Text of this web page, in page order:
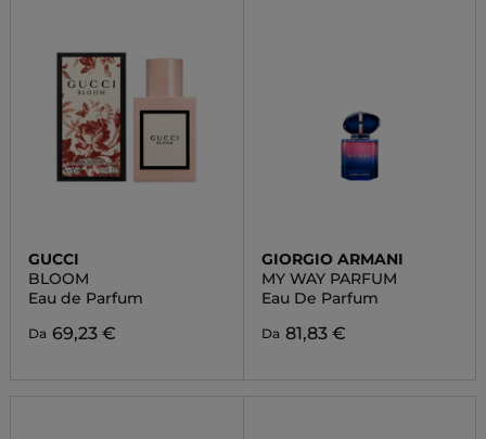
GUCCI
BLOOM
Eau de Parfum
Da 69,23 €
GIORGIO ARMANI
MY WAY PARFUM
Eau De Parfum
Da 81,83 €